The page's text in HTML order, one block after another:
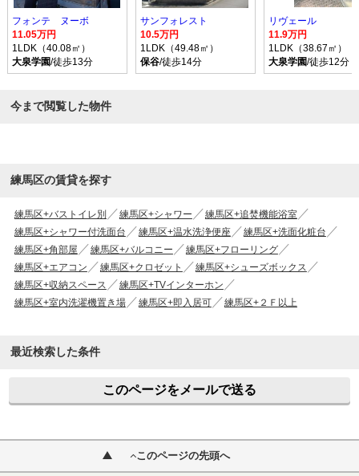
フォンテ ヌーボ
11.05万円
1LDK（40.08㎡）
大泉学園/徒歩13分
サンフォレスト
10.5万円
1LDK（49.48㎡）
保谷/徒歩14分
リヴェール
11.9万円
1LDK（38.67㎡）
大泉学園/徒歩12分
今まで閲覧した物件
練馬区の賃貸を探す
練馬区+バストイレ別 練馬区+シャワー
練馬区+追焚機能浴室
練馬区+シャワー付洗面台
練馬区+温水洗浄便座
練馬区+洗面化粧台
練馬区+角部屋
練馬区+バルコニー
練馬区+フローリング
練馬区+エアコン
練馬区+クロゼット
練馬区+シューズボックス
練馬区+収納スペース
練馬区+TVインターホン
練馬区+室内洗濯機置き場
練馬区+即入居可 練馬区+２Ｆ以上
最近検索した条件
このページをメールで送る
このページの先頭へ